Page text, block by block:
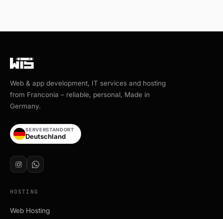
Web & app development, IT services and hosting
from Franconia – reliable, personal, Made in
Germany.
SERVERSTANDORT
Deutschland
HOSTING
Web Hosting